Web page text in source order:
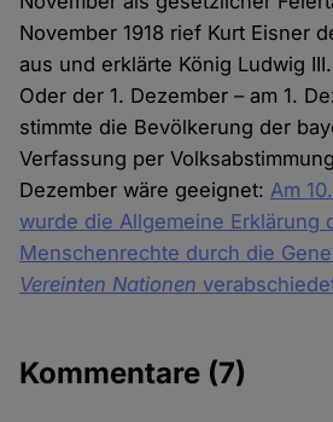
November 1918 rief Kurt Eisner
aus und erklärte König Ludwig
Oder der 1. Dezember – am 1.
stimmte die Bevölkerung der
Verfassung per
Dezember wäre geeignet:Am
wurde die Allgemeine Erklärung
Menschenrechte durch die
Vereinten Nationen
Kommentare (7)